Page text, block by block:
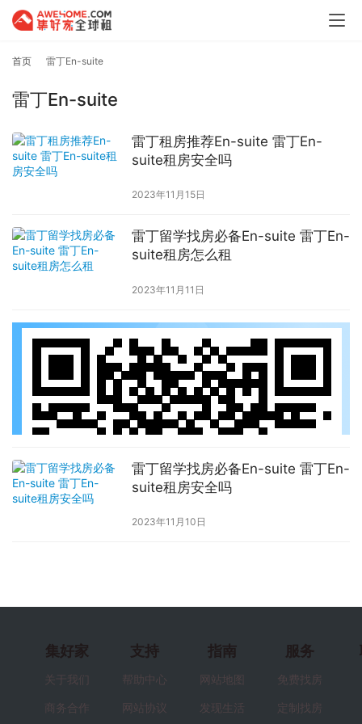
首页 雷丁En-suite
雷丁En-suite
雷丁租房推荐En-suite 雷丁En-
suite租房安全吗
2023年11月15日
雷丁留学找房必备En-suite 雷丁En-
suite租房怎么租
2023年11月11日
雷丁留学找房必备En-suite 雷丁En-
suite租房安全吗
2023年11月10日
集好家
关于我们
商务合作
支持
帮助中心
网站协议
指南
网站地图
发现生活
服务
免费找房
定制找房